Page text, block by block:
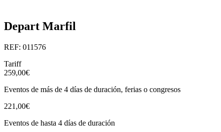
Depart Marfil
REF: 011576
Tariff
259,00€
Eventos de más de 4 días de duración, ferias o congresos
221,00€
Eventos de hasta 4 días de duración